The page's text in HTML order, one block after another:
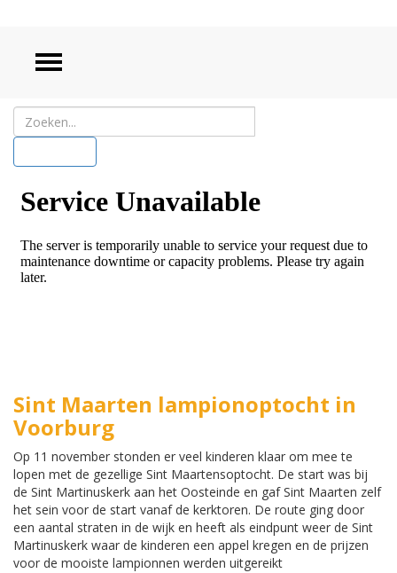
Sint Maarten lampionoptocht in
Voorburg
Op 11 november stonden er veel kinderen klaar om mee te
lopen met de gezellige Sint Maartensoptocht. De start was bij
de Sint Martinuskerk aan het Oosteinde en gaf Sint Maarten zelf
het sein voor de start vanaf de kerktoren. De route ging door
een aantal straten in de wijk en heeft als eindpunt weer de Sint
Martinuskerk waar de kinderen een appel kregen en de prijzen
voor de mooiste lampionnen werden uitgereikt